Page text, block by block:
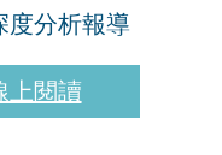
度分析報導
上閱讀